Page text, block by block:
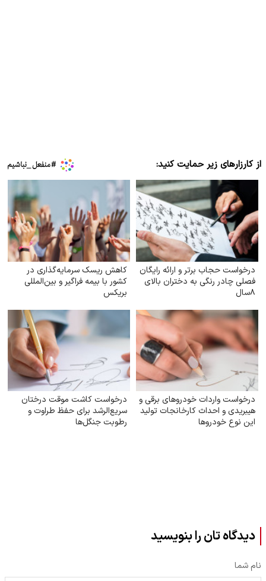
از کارزارهای زیر حمایت کنید:
درخواست حجاب برتر و ارائه رایگان
فصلی چادر رنگی به دختران بالای
۸سال
کاهش ریسک سرمایه‌گذاری در
کشور با بیمه فراگیر و بین‌المللی
بریکس
درخواست واردات خودروهای برقی و
هیبریدی و احداث کارخانجات تولید
این نوع خودروها
درخواست کاشت موقت درختان
سریع‌الرشد برای حفظ طراوت و
رطوبت جنگل‌ها
دیدگاه تان را بنویسید
نام شما